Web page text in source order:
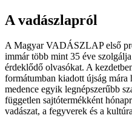
A vadászlapról
A Magyar VADÁSZLAP első
immár több mint 35 éve
érdeklődő olvasókat. A
formátumban kiadott újság mára
medence egyik legnépszerűbb
független sajtótermékként
vadászat, a fegyverek és a